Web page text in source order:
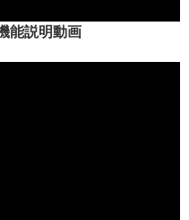
能説明動画